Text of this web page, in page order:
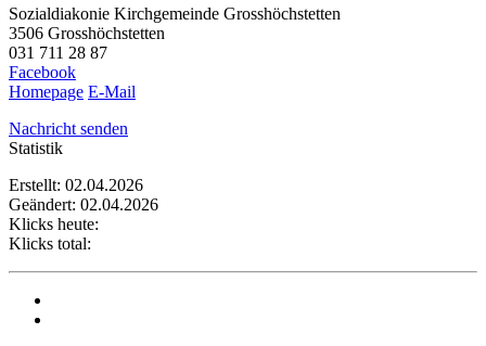
Sozialdiakonie Kirchgemeinde Grosshöchstetten
3506 Grosshöchstetten
031 711 28 87
Facebook
Homepage E-Mail
Nachricht senden
Statistik
Erstellt: 02.04.2026
Geändert: 02.04.2026
Klicks heute:
Klicks total: